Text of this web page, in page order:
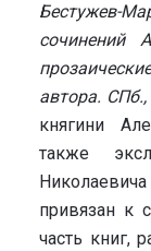
Бестужев-
сочинений
автора. СПб.,
княгини
также
привязан к
часть книг,